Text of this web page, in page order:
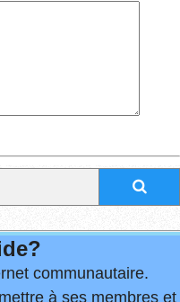
communautaire.
à ses membres et